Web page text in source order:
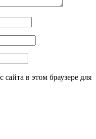
в этом браузере для